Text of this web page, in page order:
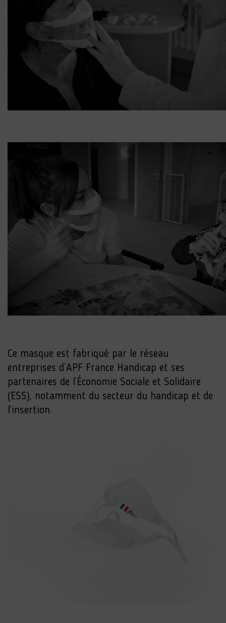
Ce masque est fabriqué par le réseau
entreprises d’APF France Handicap et ses
partenaires de l’Économie Sociale et Solidaire
(ESS), notamment du secteur du handicap et de
l’insertion.